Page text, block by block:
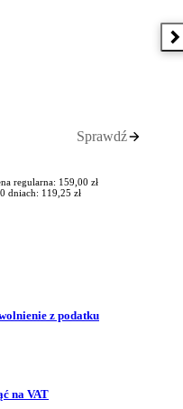
Sprawdź
regularna: 159,00 zł
dniach: 119,25 zł
z podatku
na VAT